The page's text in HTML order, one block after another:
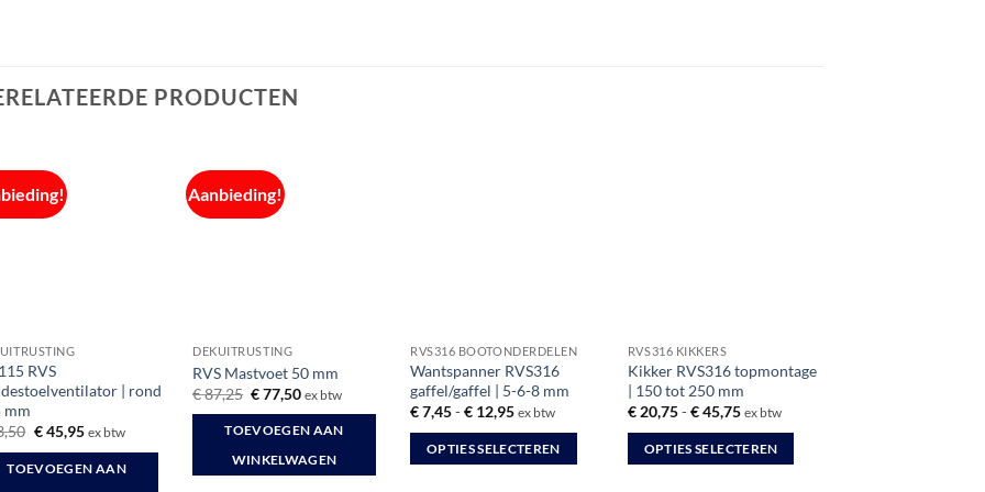
PRODUCTEN
RVS
| rond
mm
Oorspronkelijke
was:
€ 53,50.
€45,95Huidige
is:
€ 45,95.
ex btw
TOEVOEGEN AAN
Aanbieding!
DEKUITRUSTING
RVS Mastvoet 50 mm
€87,25 Oorspronkelijke
prijs
was:
€ 87,25.
€77,50Huidige
is:
€ 77,50.
ex btw
TOEVOEGEN AAN
WINKELWAGEN
RVS316 BOOTONDERDELEN
Wantspanner RVS316
gaffel/gaffel | 5-6-8 mm
€7,45-€ 12,95Prijsklasse:
tot
€ 12,95
ex btw
OPTIES SELECTEREN
RVS316 KIKKERS
Kikker RVS316 topmontage
| 150 tot 250 mm
€20,75-€45,75Prijsklasse:
tot
€ 45,75
ex btw
OPTIES SELECTEREN